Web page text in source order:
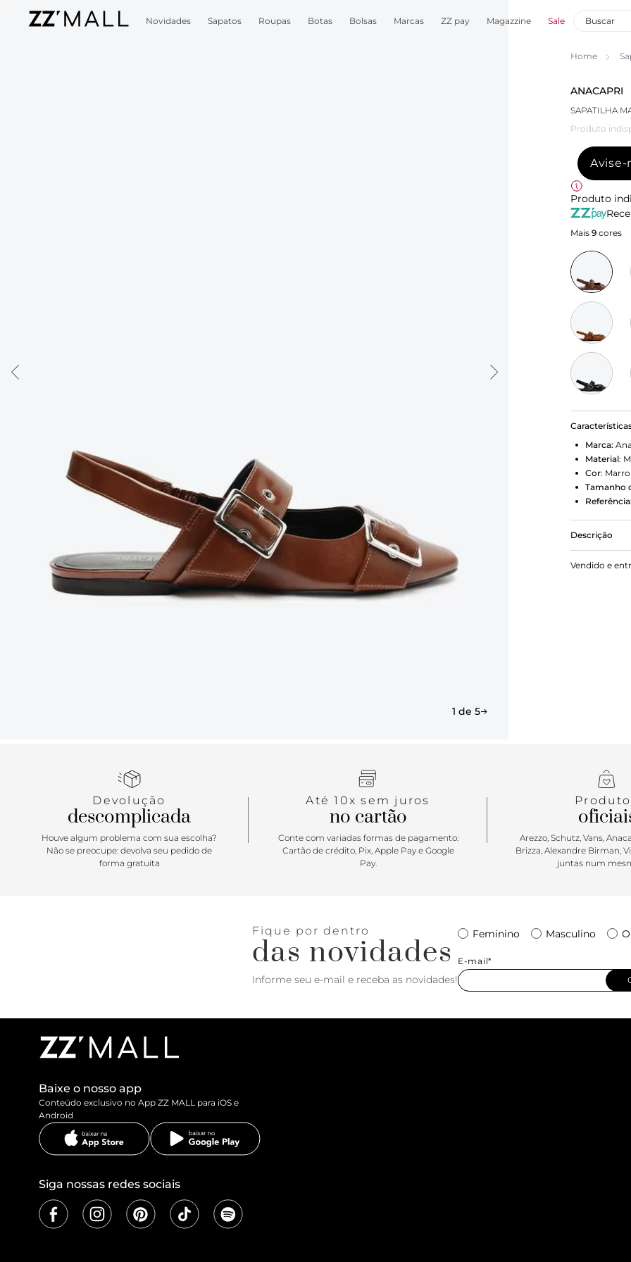
Novidades Sapatos Roupas Botas Bolsas Marcas ZZ pay Magazzine Sale
1 de 5
Home
ANACAPRI
SAPATILHA
Produto
Avise-
Produto
Mais 9 cores
Marca:
Material:
Cor:
Tamanho
Referência:
Descrição
Sapatilha
marrom. O
descolado
arrematar
Vendido e
Devolução
descomplicada
Houve algum problema com sua escolha?
Não se preocupe: devolva seu pedido de
forma gratuita
Até 10x sem juros
no cartão
Conte com variadas formas de pagamento:
Cartão de crédito, Pix, Apple Pay e Google
Pay.
Arezzo, Schutz, Vans,
Brizza, Alexandre Birman,
juntas num
Fique por dentro
das novidades
Informe seu e-mail e receba as novidades!
Feminino Masculino
E-mail*
Baixe o nosso app
Conteúdo exclusivo no App ZZ MALL para iOS e
Android
Siga nossas redes sociais